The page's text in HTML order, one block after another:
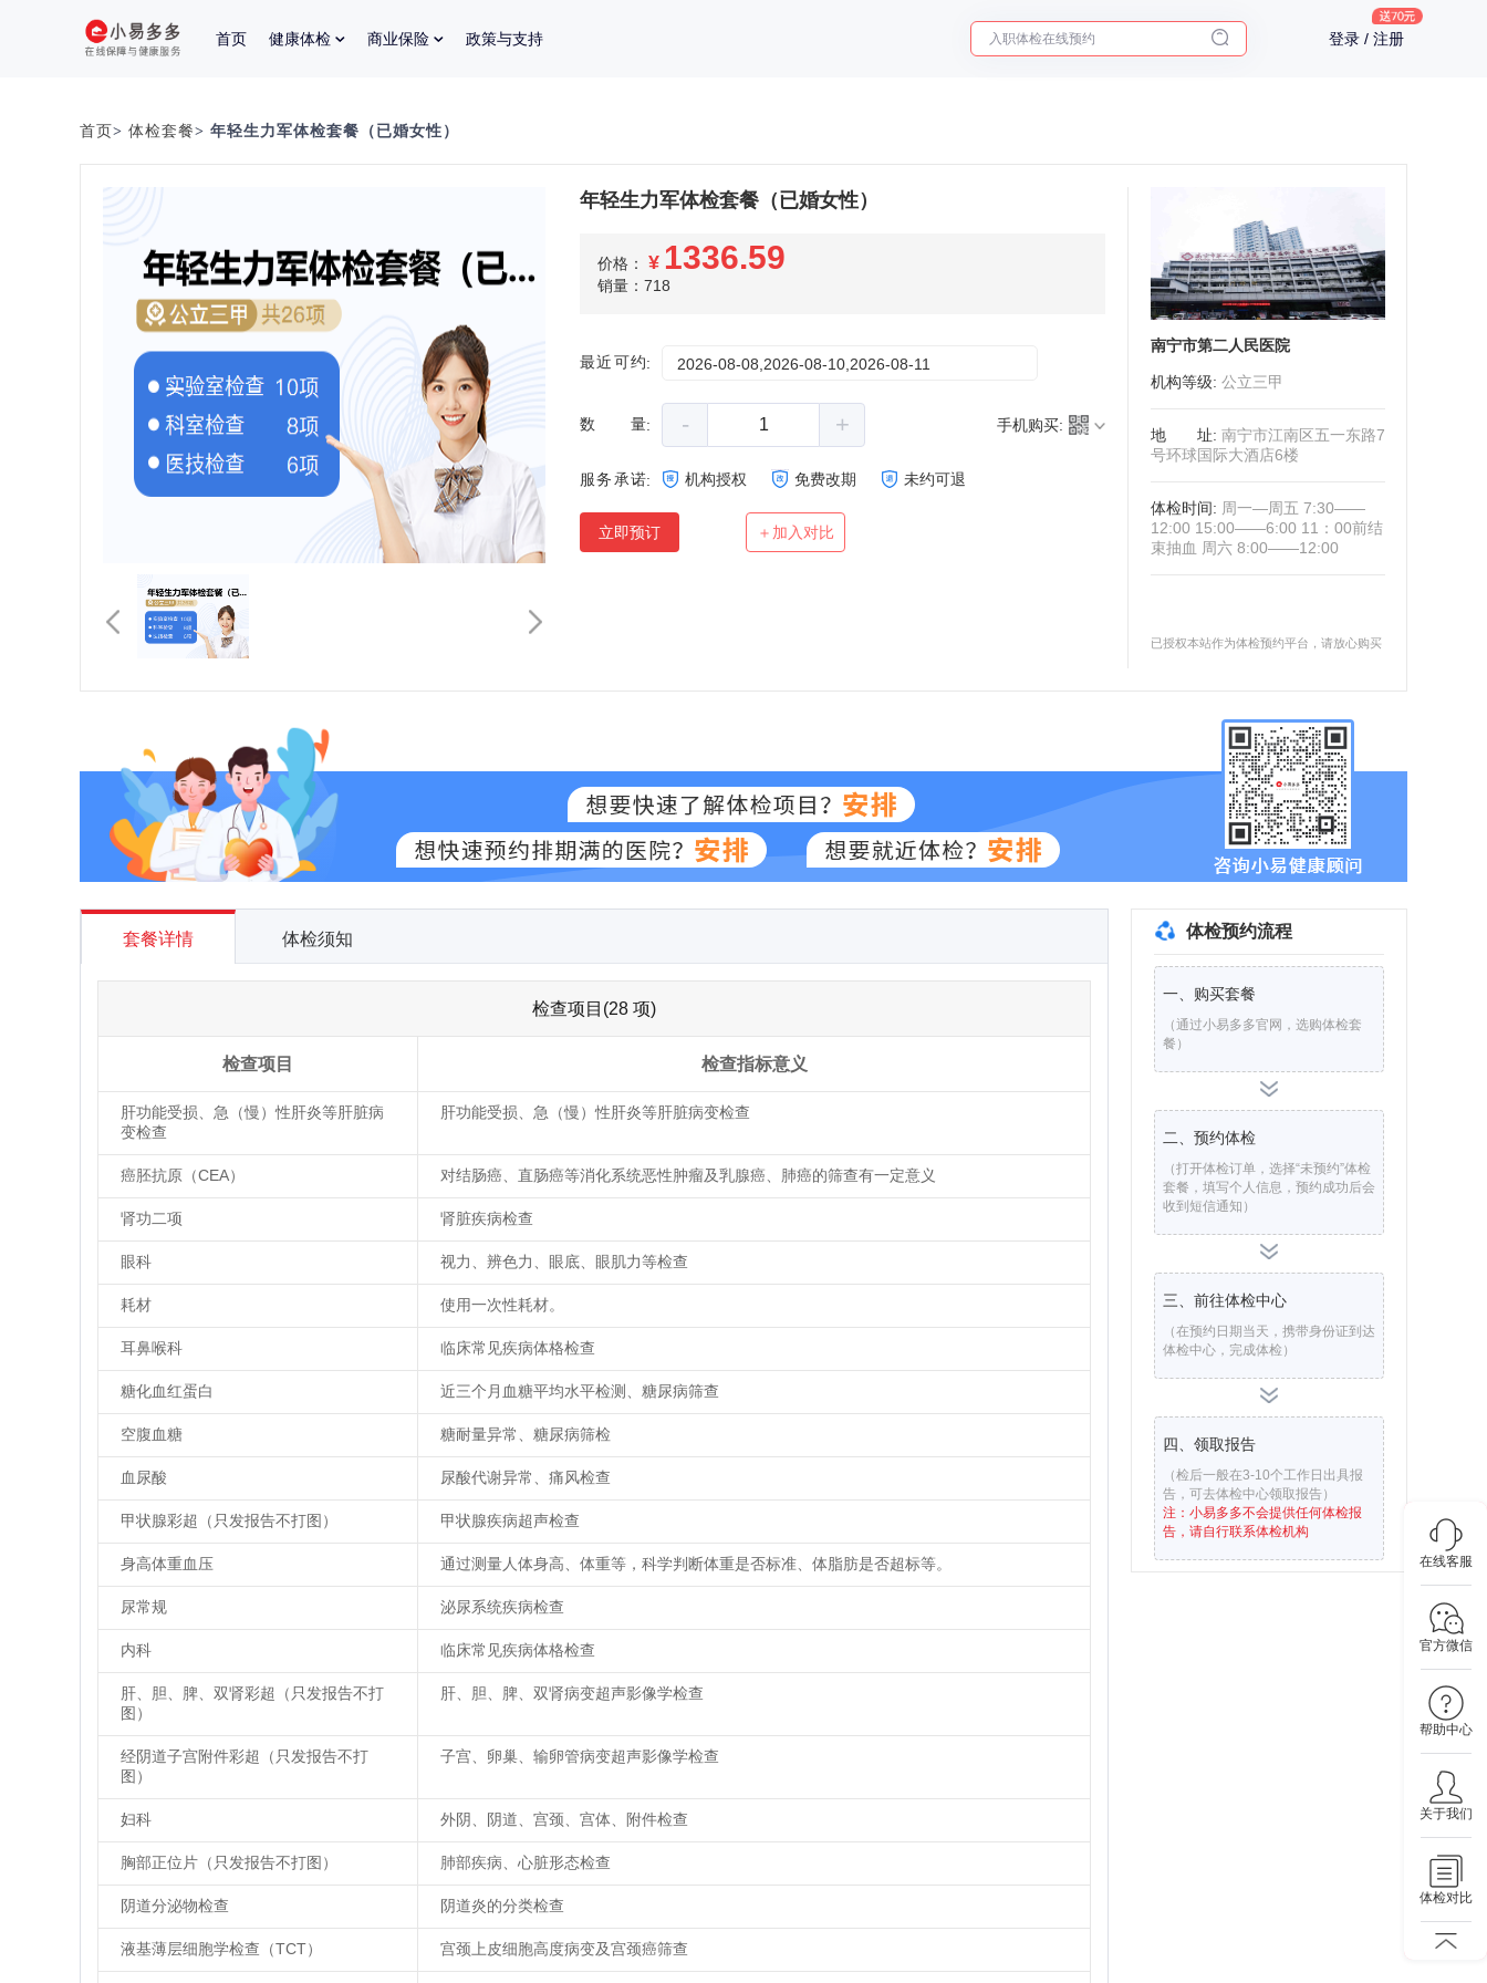
首页 健康体检 商业保险 政策与支持
入职体检在线预约
2025年了，给父母预约体检
登录 / 注册
在线客服
官方微信
帮助中心
关于我们
体检对比
首页> 体检套餐> 年轻生力军体检套餐（已婚女性）
年轻生力军体检套餐（已婚女性）
价格： ¥ 1336.59
销量：718
最近可约: 2026-08-08,2026-08-10,2026-08-11
数量: - + 手机购买:
服务承诺: 机构授权 免费改期 未约可退
立即预订 ＋加入对比
南宁市第二人民医院
机构等级: 公立三甲
地址: 南宁市江南区五一东路7
号环球国际大酒店6楼
体检时间: 周一—周五 7:30——
12:00 15:00——6:00 11：00前结
束抽血 周六 8:00——12:00
已授权本站作为体检预约平台，请放心购买
套餐详情 体检须知
检查项目(28 项)
检查项目 检查指标意义
肝功能受损、急（慢）性肝炎等肝脏病
变检查
肝功能受损、急（慢）性肝炎等肝脏病变检查
癌胚抗原（CEA） 对结肠癌、直肠癌等消化系统恶性肿瘤及乳腺癌、肺癌的筛查有一定意义
肾功二项 肾脏疾病检查
眼科 视力、辨色力、眼底、眼肌力等检查
耗材 使用一次性耗材。
耳鼻喉科 临床常见疾病体格检查
糖化血红蛋白 近三个月血糖平均水平检测、糖尿病筛查
空腹血糖 糖耐量异常、糖尿病筛检
血尿酸 尿酸代谢异常、痛风检查
甲状腺彩超（只发报告不打图） 甲状腺疾病超声检查
身高体重血压 通过测量人体身高、体重等，科学判断体重是否标准、体脂肪是否超标等。
尿常规 泌尿系统疾病检查
内科 临床常见疾病体格检查
肝、胆、脾、双肾彩超（只发报告不打
图）
肝、胆、脾、双肾病变超声影像学检查
经阴道子宫附件彩超（只发报告不打
图）
子宫、卵巢、输卵管病变超声影像学检查
妇科 外阴、阴道、宫颈、宫体、附件检查
胸部正位片（只发报告不打图） 肺部疾病、心脏形态检查
阴道分泌物检查 阴道炎的分类检查
液基薄层细胞学检查（TCT） 宫颈上皮细胞高度病变及宫颈癌筛查
体检预约流程
一、购买套餐
（通过小易多多官网，选购体检套
餐）
二、预约体检
（打开体检订单，选择“未预约”体检
套餐，填写个人信息，预约成功后会
收到短信通知）
三、前往体检中心
（在预约日期当天，携带身份证到达
体检中心，完成体检）
四、领取报告
（检后一般在3-10个工作日出具报
告，可去体检中心领取报告）
注：小易多多不会提供任何体检报
告，请自行联系体检机构